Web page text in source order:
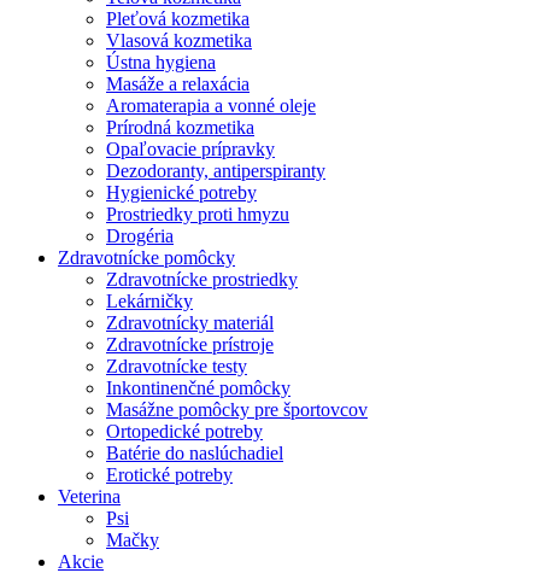
Pleťová kozmetika
Vlasová kozmetika
Ústna hygiena
Masáže a relaxácia
Aromaterapia a vonné oleje
Prírodná kozmetika
Opaľovacie prípravky
Dezodoranty, antiperspiranty
Hygienické potreby
Prostriedky proti hmyzu
Drogéria
Zdravotnícke pomôcky
Zdravotnícke prostriedky
Lekárničky
Zdravotnícky materiál
Zdravotnícke prístroje
Zdravotnícke testy
Inkontinenčné pomôcky
Masážne pomôcky pre športovcov
Ortopedické potreby
Batérie do naslúchadiel
Erotické potreby
Veterina
Psi
Mačky
Akcie